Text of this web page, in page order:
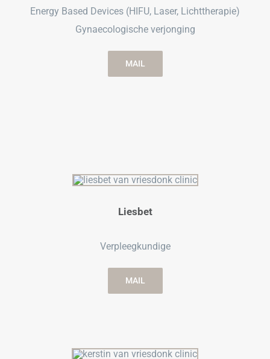
Energy Based Devices (HIFU, Laser, Lichttherapie)
Gynaecologische verjonging
MAIL
Liesbet
Verpleegkundige
MAIL